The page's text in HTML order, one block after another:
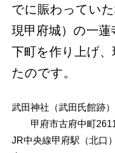
でに賑わっていた
現甲府城）の一
下町を作り上げ
たのです。
武田神社（武田氏館跡）
甲府市古府中町
JR中央線甲府駅（北口